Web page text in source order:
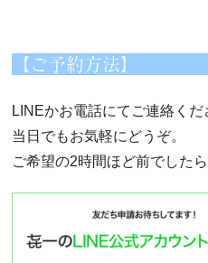
【ご予約方
LINEかお電話にてご連絡くだ
当日でもお気軽にどうぞ。
ご希望の2時間ほど前でした